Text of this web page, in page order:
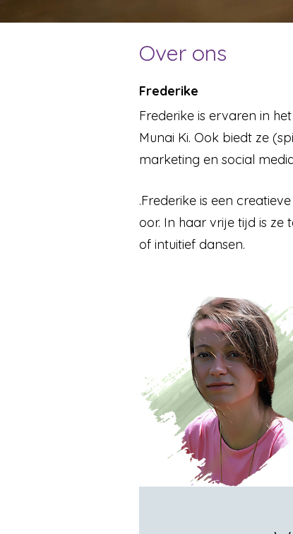
Over ons
Frederike
Frederike is ervaren in
Munai Ki. Ook biedt ze
marketing en social
.Frederike is een
oor. In haar vrije tijd is ze
of intuitief dansen.